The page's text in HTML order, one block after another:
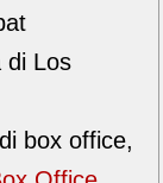
di Los
box office,